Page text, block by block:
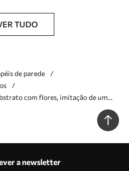
TUDO
de parede
com flores, imitação de uma
a newsletter